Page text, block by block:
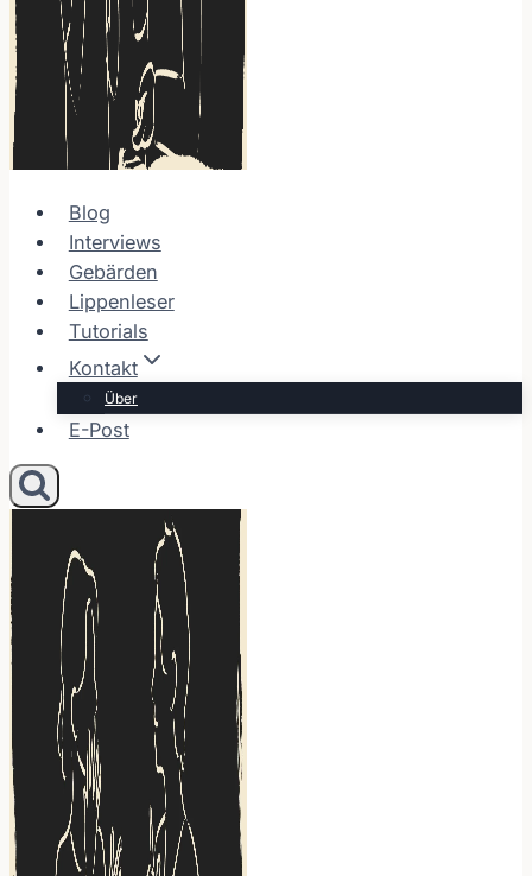
Blog
Interviews
Gebärden
Lippenleser
Tutorials
Kontakt
Über
E-Post